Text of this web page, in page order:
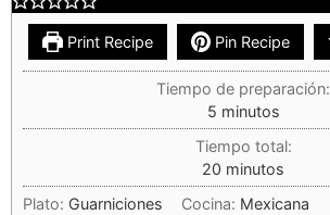
Print Recipe Pin Recipe
Tiempo de preparación:
5 minutos
Tiempo total:
20 minutos
Plato: Guarniciones Cocina: Mexicana